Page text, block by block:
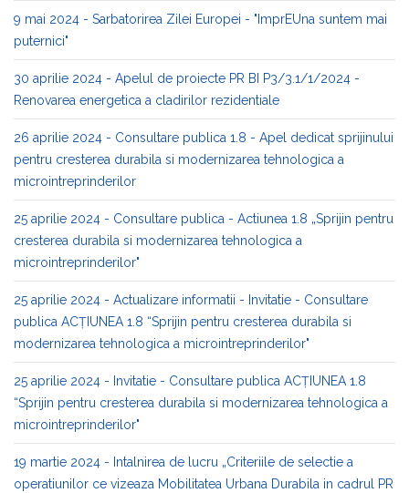
9 mai 2024 - Sarbatorirea Zilei Europei - "ImprEUna suntem mai
puternici"
30 aprilie 2024 - Apelul de proiecte PR BI P3/3.1/1/2024 -
Renovarea energetica a cladirilor rezidentiale
26 aprilie 2024 - Consultare publica 1.8 - Apel dedicat sprijinului
pentru cresterea durabila si modernizarea tehnologica a
microintreprinderilor
25 aprilie 2024 - Consultare publica - Actiunea 1.8 „Sprijin pentru
cresterea durabila si modernizarea tehnologica a
microintreprinderilor"
25 aprilie 2024 - Actualizare informatii - Invitatie - Consultare
publica ACȚIUNEA 1.8 “Sprijin pentru cresterea durabila si
modernizarea tehnologica a microintreprinderilor"
25 aprilie 2024 - Invitatie - Consultare publica ACȚIUNEA 1.8
“Sprijin pentru cresterea durabila si modernizarea tehnologica a
microintreprinderilor"
19 martie 2024 - Intalnirea de lucru „Criteriile de selectie a
operatiunilor ce vizeaza Mobilitatea Urbana Durabila in cadrul PR